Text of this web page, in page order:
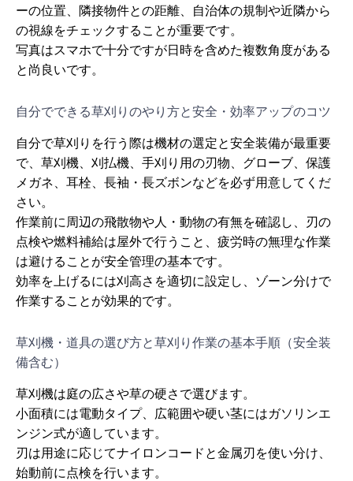
ーの位置、隣接物件との距離、自治体の規制や近隣から
の視線をチェックすることが重要です。
写真はスマホで十分ですが日時を含めた複数角度がある
と尚良いです。
自分でできる草刈りのやり方と安全・効率アップのコツ
自分で草刈りを行う際は機材の選定と安全装備が最重要
で、草刈機、刈払機、手刈り用の刃物、グローブ、保護
メガネ、耳栓、長袖・長ズボンなどを必ず用意してくだ
さい。
作業前に周辺の飛散物や人・動物の有無を確認し、刃の
点検や燃料補給は屋外で行うこと、疲労時の無理な作業
は避けることが安全管理の基本です。
効率を上げるには刈高さを適切に設定し、ゾーン分けで
作業することが効果的です。
草刈機・道具の選び方と草刈り作業の基本手順（安全装
備含む）
草刈機は庭の広さや草の硬さで選びます。
小面積には電動タイプ、広範囲や硬い茎にはガソリンエ
ンジン式が適しています。
刃は用途に応じてナイロンコードと金属刃を使い分け、
始動前に点検を行います。